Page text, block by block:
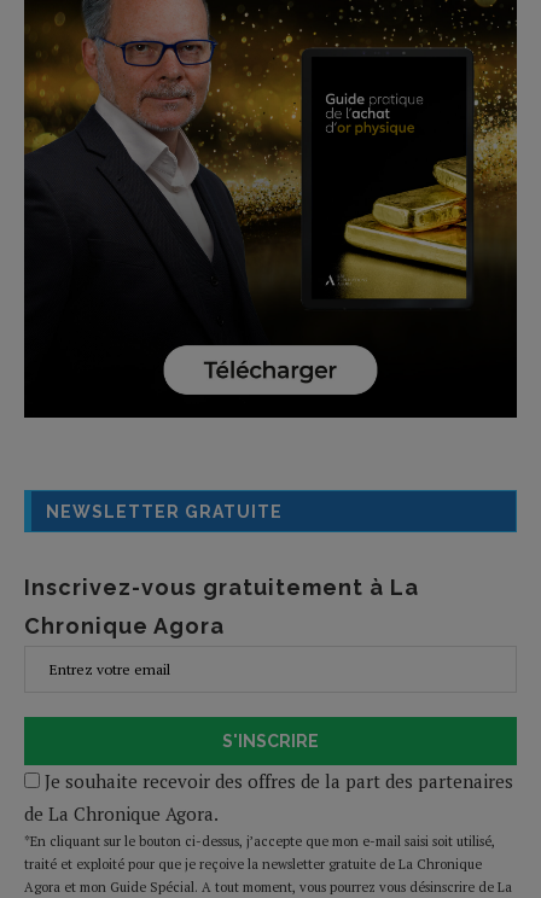
NEWSLETTER GRATUITE
Inscrivez-vous gratuitement à La
Chronique Agora
S'INSCRIRE
Je souhaite recevoir des offres de la part des partenaires
de La Chronique Agora.
*En cliquant sur le bouton ci-dessus, j’accepte que mon e-mail saisi soit utilisé,
traité et exploité pour que je reçoive la newsletter gratuite de La Chronique
Agora et mon Guide Spécial. A tout moment, vous pourrez vous désinscrire de La